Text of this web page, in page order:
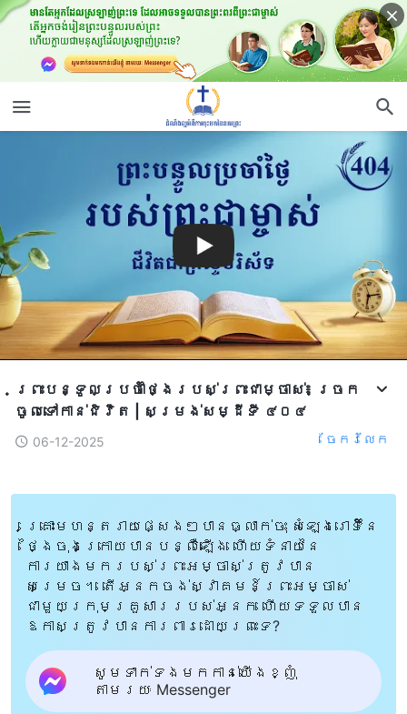
ព្រះបន្ទូលប្រចាំថ្ងៃរបស់ព្រះជាម្ចាស់៖ ច្រក
ចូលទៅកាន់ជិវិត | សម្រង់​សម្ដីទី ៤០៤
06-12-2025 ចែក​រំលែក
គ្រោះមហន្តរាយផ្សេងៗបានធ្លាក់ចុះ សំឡេងរោទិ៍នៃ
ថ្ងៃចុងក្រោយបានបន្លឺឡើង ហើយទំនាយនៃ
ការយាងមករបស់ព្រះអម្ចាស់ត្រូវបាន
សម្រេច។ តើអ្នកចង់ស្វាគមន៍ព្រះអម្ចាស់
ជាមួយក្រុមគ្រួសាររបស់អ្នក ហើយទទួលបាន
ឱកាសត្រូវបានការពារដោយព្រះទេ?
សូមទាក់ទងមកកាន់យើងខ្ញុំ
តាមរយៈ Messenger